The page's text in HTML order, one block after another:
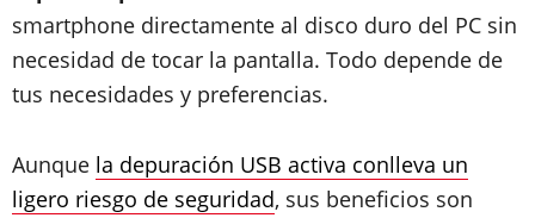
smartphone directamente al disco duro del PC sin
necesidad de tocar la pantalla. Todo depende de
tus necesidades y preferencias.
Aunque la depuración USB activa conlleva un
ligero riesgo de seguridad, sus beneficios son